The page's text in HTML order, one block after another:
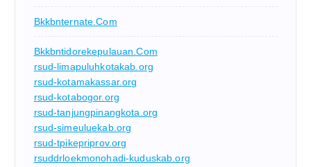
Bkkbnternate.com
Bkkbntidorekepulauan.com
rsud-limapuluhkotakab.org
rsud-kotamakassar.org
rsud-kotabogor.org
rsud-tanjungpinangkota.org
rsud-simeuluekab.org
rsud-tpikepriprov.org
rsuddrloekmonohadi-kuduskab.org